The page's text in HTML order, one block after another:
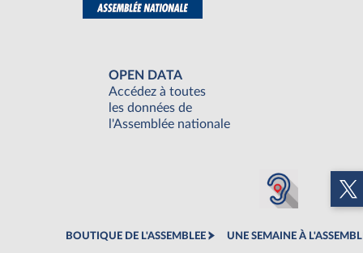
OPEN DATA
Accédez à toutes
les données de
l'Assemblée nationale
BOUTIQUE DE L'ASSEMBLEE UNE SEMAINE À